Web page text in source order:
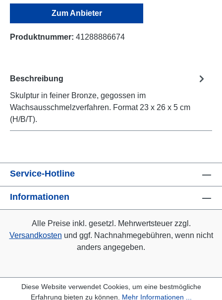
Zum Anbieter
Produktnummer: 41288886674
Beschreibung
Skulptur in feiner Bronze, gegossen im
Wachsausschmelzverfahren. Format 23 x 26 x 5 cm
(H/B/T).
Service-Hotline
Informationen
Alle Preise inkl. gesetzl. Mehrwertsteuer zzgl.
Versandkosten und ggf. Nachnahmegebühren, wenn nicht
anders angegeben.
Diese Website verwendet Cookies, um eine bestmögliche
Erfahrung bieten zu können. Mehr Informationen ...